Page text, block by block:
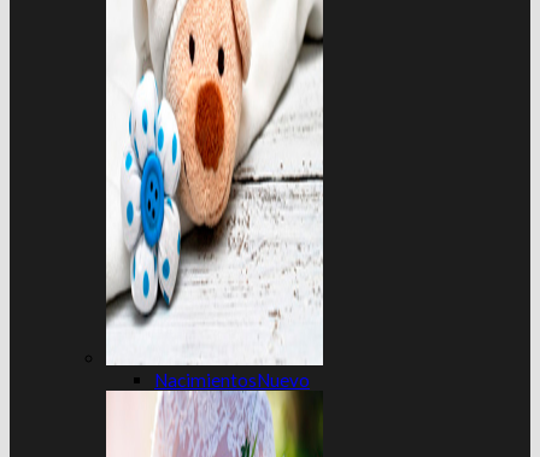
Nacimientos